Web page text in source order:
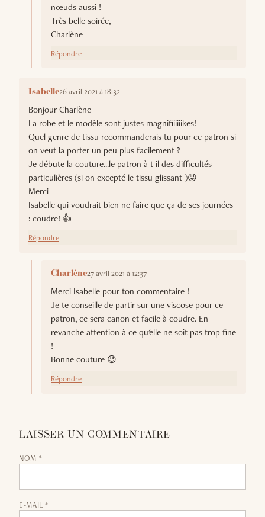
nœuds aussi !
Très belle soirée,
Charlène
Répondre
Isabelle26 avril 2021 à 18:32
Bonjour Charlène
La robe et le modèle sont justes magnifiiiiiikes!
Quel genre de tissu recommanderais tu pour ce patron si
on veut la porter un peu plus facilement ?
Je débute la couture...le patron à t il des difficultés
particulières (si on excepté le tissu glissant )😜
Merci
Isabelle qui voudrait bien ne faire que ça de ses journées
: coudre! 👍
Répondre
Charlène27 avril 2021 à 12:37
Merci Isabelle pour ton commentaire !
Je te conseille de partir sur une viscose pour ce
patron, ce sera canon et facile à coudre. En
revanche attention à ce qu'elle ne soit pas trop fine
!
Bonne couture 😉
Répondre
LAISSER UN COMMENTAIRE
NOM *
E-MAIL *